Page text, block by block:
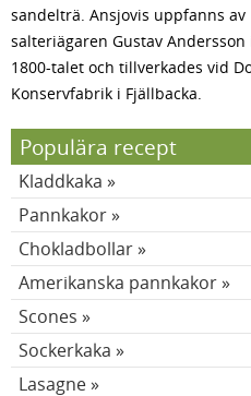
sandelträ. Ansjovis uppfanns av
salteriägaren Gustav
1800-talet och tillverkades vid
Konservfabrik i Fjällbacka.
Populära recept
Kladdkaka
Pannkakor
Chokladbollar
Amerikanska pannkakor
Scones
Sockerkaka
Lasagne